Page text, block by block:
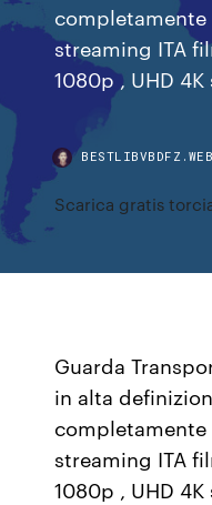
streaming ITA
1080p , UHD
Scarica gratis
Guarda
in alta
streaming ITA
1080p , UHD